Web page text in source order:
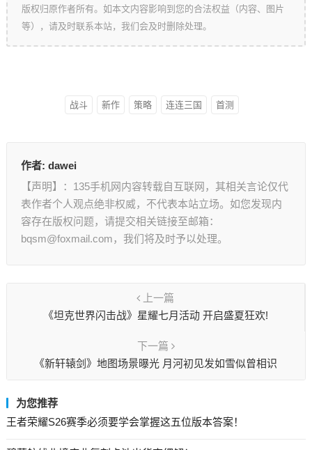
版权归原作者所有。如本文内容影响到您的合法权益（内容、图片
等），请及时联系本站，我们会及时删除处理。
战斗 新作 策略 连连三国 首测
作者: dawei
【声明】：135手机网内容转载自互联网，其相关言论仅代
表作者个人观点绝非权威，不代表本站立场。如您发现内
容存在版权问题，请提交相关链接至邮箱：
bqsm@foxmail.com，我们将及时予以处理。
上一篇
《坦克世界闪击战》星耀七月活动 开启盛夏狂欢!
下一篇
《新轩辕剑》地图场景曝光 月河初见发如雪似曾相识
为您推荐
王者荣耀S26赛季必须要学会掌握这五位版本答案！